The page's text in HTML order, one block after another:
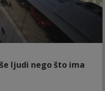
ljudi nego što ima